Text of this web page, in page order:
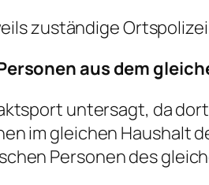
zuständige
aus dem
untersagt, da
im gleichen
Personen des